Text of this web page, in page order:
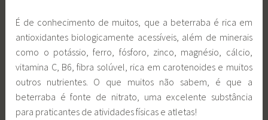
É de conhecimento de muitos, que a beterraba é rica em
antioxidantes biologicamente acessíveis, além de minerais
como o potássio, ferro, fósforo, zinco, magnésio, cálcio,
vitamina C, B6, fibra solúvel, rica em carotenoides e muitos
outros nutrientes. O que muitos não sabem, é que a
beterraba é fonte de nitrato, uma excelente substância
para praticantes de atividades físicas e atletas!